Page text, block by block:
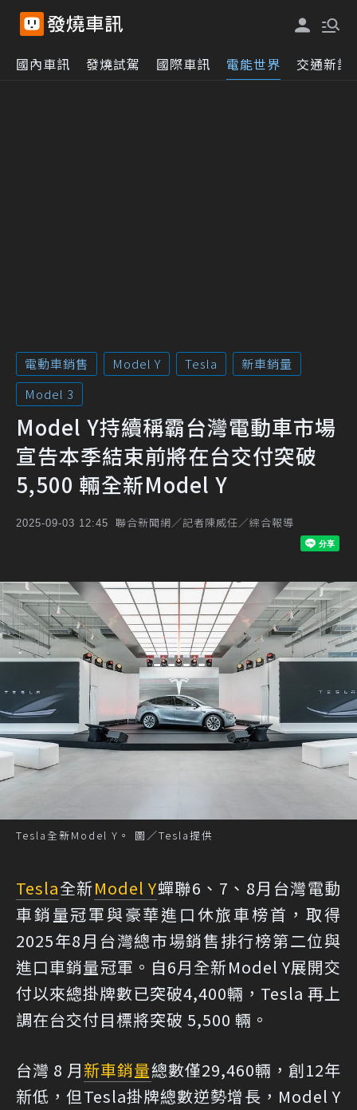
國內車訊 發燒試駕 國際車訊 電能世界 交通新訊
電動車銷售 Model Y Tesla
新車銷量
Model 3
Model Y持續稱霸台灣電動車市場
宣告本季結束前將在台交付突破
5,500 輛全新Model Y
2025-09-03 12:45 聯合新聞網／記者陳威任／綜合報導
Tesla全新Model Y。 圖／Tesla提供
Tesla全新Model Y蟬聯6、7、8月台灣電動
車銷量冠軍與豪華進口休旅車榜首，取得
2025年8月台灣總市場銷售排行榜第二位與
進口車銷量冠軍。自6月全新Model Y展開交
付以來總掛牌數已突破4,400輛，Tesla 再上
調在台交付目標將突破 5,500 輛。
台灣 8 月新車銷量總數僅29,460輛，創12年
新低，但Tesla掛牌總數逆勢增長，Model Y